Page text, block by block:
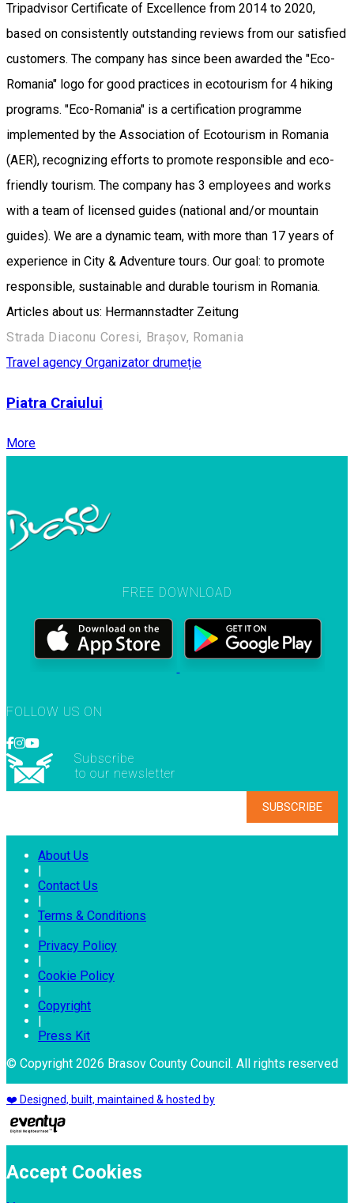
Tripadvisor Certificate of Excellence from 2014 to 2020,
based on consistently outstanding reviews from our satisfied
customers. The company has since been awarded the "Eco-
Romania" logo for good practices in ecotourism for 4 hiking
programs. "Eco-Romania" is a certification programme
implemented by the Association of Ecotourism in Romania
(AER), recognizing efforts to promote responsible and eco-
friendly tourism. The company has 3 employees and works
with a team of licensed guides (national and/or mountain
guides). We are a dynamic team, with more than 17 years of
experience in City & Adventure tours. Our goal: to promote
responsible, sustainable and durable tourism in Romania.
Articles about us: Hermannstadter Zeitung
Strada Diaconu Coresi, Brașov, Romania
Travel agency Organizator drumeție
Piatra Craiului
More
FREE DOWNLOAD
FOLLOW US ON
Subscribe
to our newsletter
About Us
Contact Us
Terms & Conditions
Privacy Policy
Cookie Policy
Copyright
Press Kit
© Copyright 2026 Brasov County Council. All rights reserved
❤️ Designed, built, maintained & hosted by
Accept Cookies